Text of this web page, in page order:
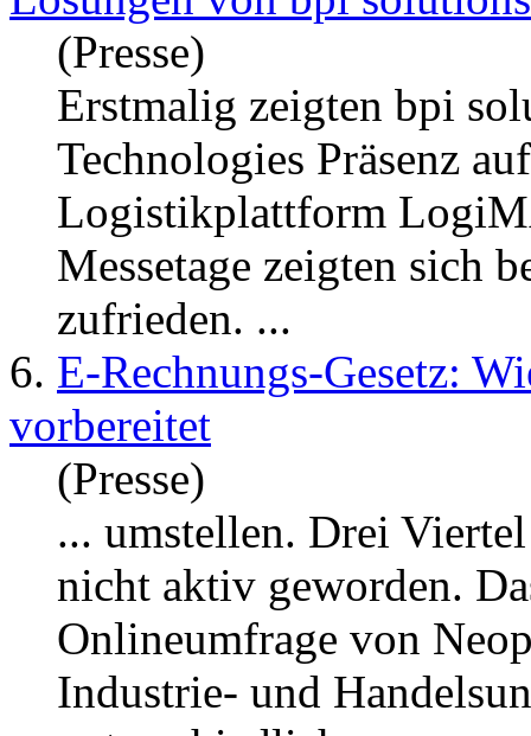
(Presse)
Erstmalig zeigten bpi
Technologies Präsenz
Logistikplattform
Messetage zeigten sich
zufrieden. ...
6. E-Rechnungs-Gesetz:
vorbereitet
(Presse)
... umstellen. Drei
nicht aktiv geworden.
Onlineumfrage von
Industrie- und